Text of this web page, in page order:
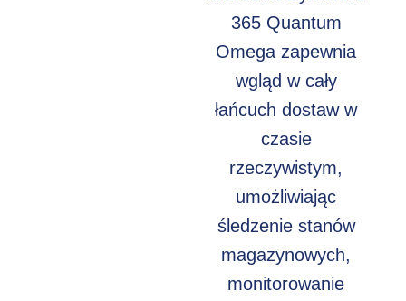
365 Quantum
Omega zapewnia
wgląd w cały
łańcuch dostaw w
czasie
rzeczywistym,
umożliwiając
śledzenie stanów
magazynowych,
monitorowanie